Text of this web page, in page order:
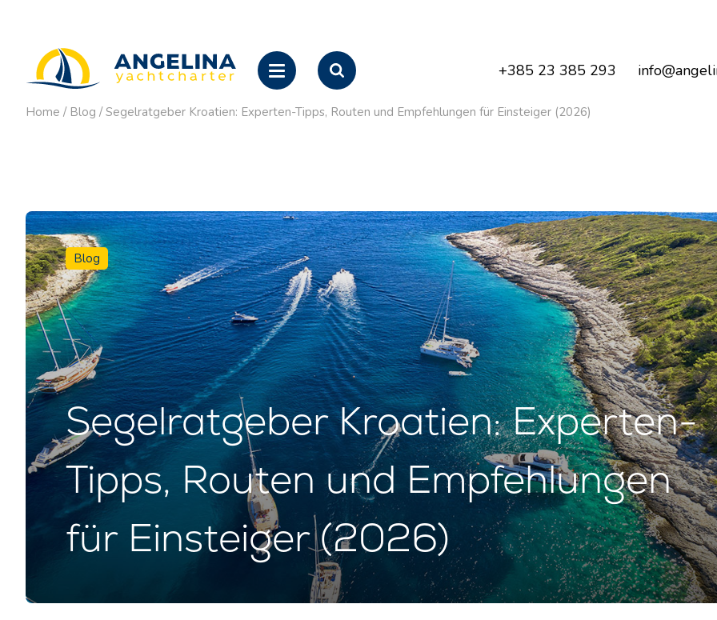
+385 23 385 293
Home / Blog / Segelratgeber Kroatien: Experten-Tipps, Routen und Empfehlungen für Einsteiger (2026)
Blog
Segelratgeber Kroatien: Experten-
Tipps, Routen und Empfehlungen
für Einsteiger (2026)